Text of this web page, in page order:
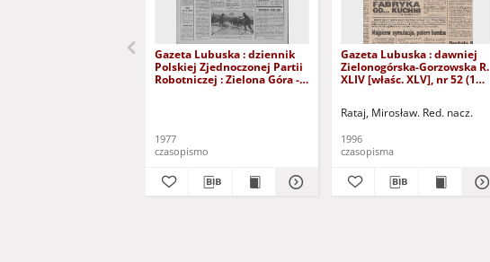
Gazeta Lubuska : dziennik
Polskiej Zjednoczonej Partii
Robotniczej : Zielona Góra -
1977
czasopismo
Gazeta Lubuska : dawniej
Zielonogórska-Gorzowska R.
XLIV [właśc. XLV], nr 52 (1
Rataj, Mirosław. Red. nacz.
1996
czasopisma